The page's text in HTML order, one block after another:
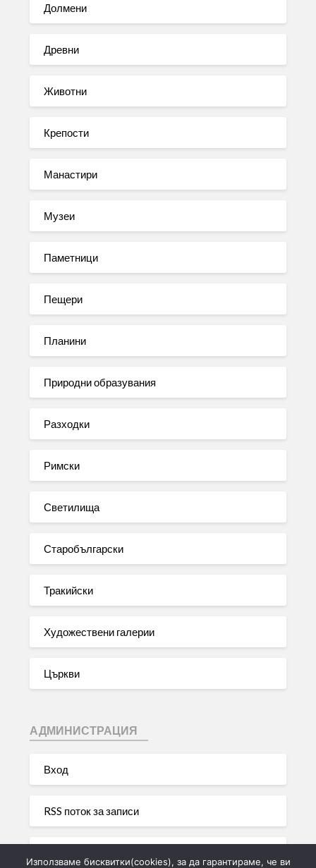
Долмени
Древни
Животни
Крепости
Манастири
Музеи
Паметници
Пещери
Планини
Природни образувания
Разходки
Римски
Светилища
Старобългарски
Тракийски
Художествени галерии
Църкви
АДМИНИСТРАЦИЯ
Вход
RSS поток за записи
Използваме бисквитки(cookies), за да гарантираме, че ви